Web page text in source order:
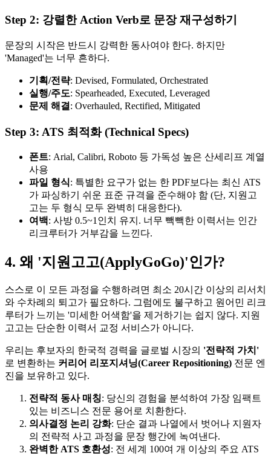
Step 2: 강렬한 Action Verb로 문장 재구성하기
문장의 시작은 반드시 강력한 동사여야 한다. 하지만
'Managed'는 너무 흔하다.
기획/전략: Devised, Formulated, Orchestrated
실행/주도: Spearheaded, Executed, Leveraged
문제 해결 : Overhauled, Rectified, Mitigated
Step 3: ATS 최적화 (Technical Specs)
폰트: Arial, Calibri, Roboto 등 가독성 높은 산세리프 계열
사용
파일 형식: 특별한 요구가 없는 한 PDF보다는 최신 ATS
가 파싱하기 쉬운 표준 규격을 준수해야 함 (단, 지원고
고는 두 형식 모두 완벽히 대응한다).
여백: 사방 0.5~1인치 유지. 너무 빽빽한 이력서는 인간
리크루터가 거부감을 느낀다.
4. 왜 '지원고고(ApplyGoGo)'인가?
스스로 이 모든 과정을 수행하려면 최소 20시간 이상의 리서치
와 수차례의 퇴고가 필요하다. 그럼에도 불구하고 원어민 리크
루터가 느끼는 '미세한 어색함'을 제거하기는 쉽지 않다. 지원
고고는 단순한 이력서 교정 서비스가 아니다.
우리는 후보자의 한국적 경력을 글로벌 시장의 '전략적 가치'​
로 변환하는 커리어 리포지셔닝(Career Repositioning) 전문 엔
진을 보유하고 있다.
전략적 동사 매칭: 당신의 경험을 분석하여 가장 임팩트
있는 비즈니스 전문 용어로 치환한다.
의사결정 논리 강화: 단순 결과 나열에서 벗어나 지원자
의 전략적 사고 과정을 문장 행간에 녹여낸다.
완벽한 ATS 호환성: 전 세계 100여 개 이상의 주요 ATS